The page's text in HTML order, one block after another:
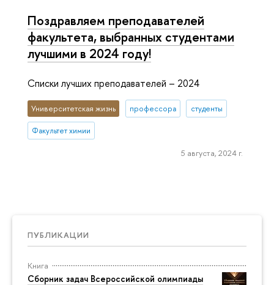
ПУБЛИКАЦИИ
Книга
Сборник задач Всероссийской олимпиады
Поздравляем преподавателей
факультета, выбранных студентами
лучшими в 2024 году!
Списки лучших преподавателей – 2024
Университетская жизнь профессора студенты
Факультет химии
5 августа, 2024 г.